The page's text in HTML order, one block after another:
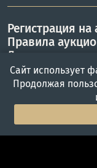
Регистрация
Правила
Доставка
Оплата
КОНТАКТЫ
г. Москва, ул.
Работаем с Пн-
Сайт использует
Продолжая